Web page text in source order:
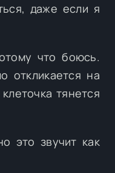
даже если я
что боюсь.
откликается на
тянется
это звучит как